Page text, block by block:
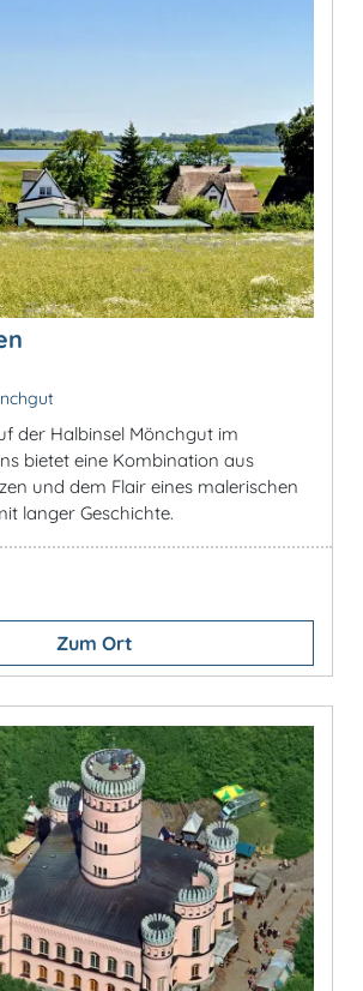
der Halbinsel Mönchgut im
bietet eine Kombination aus
und dem Flair eines malerischen
langer Geschichte.
Zum Ort